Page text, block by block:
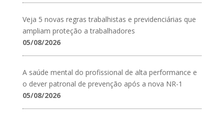
Veja 5 novas regras trabalhistas e previdenciárias que
ampliam proteção a trabalhadores
05/08/2026
A saúde mental do profissional de alta performance e
o dever patronal de prevenção após a nova NR-1
05/08/2026